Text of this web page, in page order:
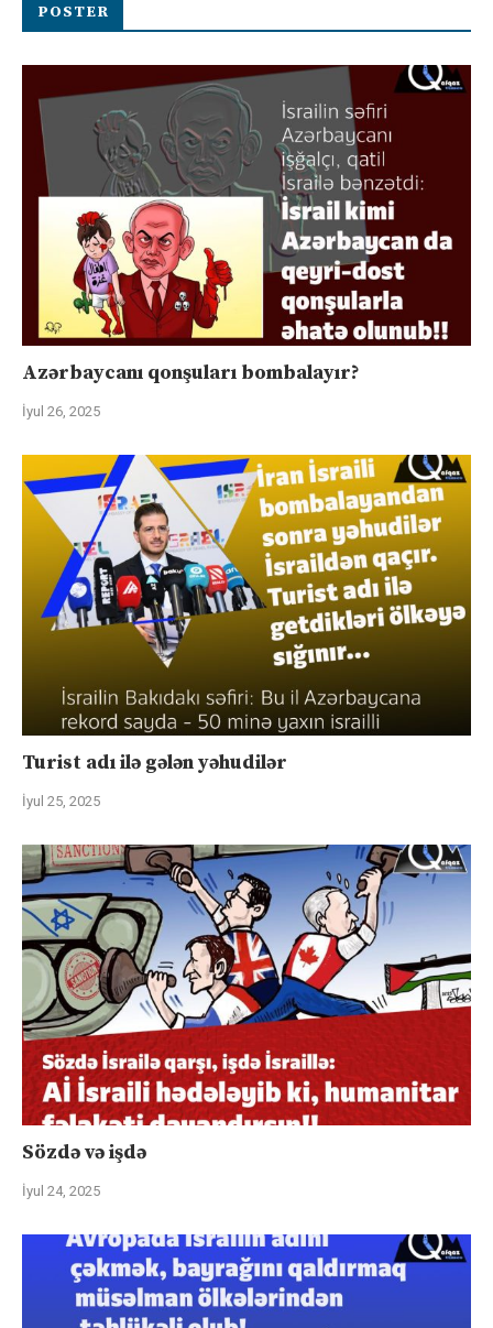
POSTER
Azərbaycanı qonşuları bombalayır?
İyul 26, 2025
Turist adı ilə gələn yəhudilər
İyul 25, 2025
Sözdə və işdə
İyul 24, 2025